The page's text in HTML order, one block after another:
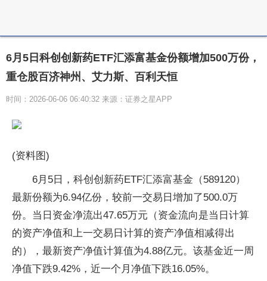
6月5日科创创新药ETF汇添富基金份额增加500万份，
重仓股百济神州、艾力斯、百利天恒
时间：2026-06-06 06:40:32 来源：证券之星APP
(资料图)
6月5日，科创创新药ETF汇添富基金（589120）
最新份额为6.94亿份，较前一交易日增加了500.0万
份。当日资金净流出47.65万元（资金流向是当日计算
的资产净值和上一交易日计算的资产净值相减得出
的），最新资产净值计算值为4.88亿元。该基金近一周
净值下跌9.42%，近一个月净值下跌16.05%。